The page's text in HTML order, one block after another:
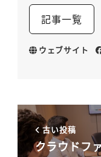
記事一覧
ウェブサイト
古い投稿
クラウドフ